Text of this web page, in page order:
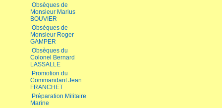
Obsèques de
Monsieur Marius
BOUVIER
Obsèques de
Monsieur Roger
GAMPER
Obsèques du
Colonel Bernard
LASSALLE
Promotion du
Commandant Jean
FRANCHET
Préparation Militaire
Marine